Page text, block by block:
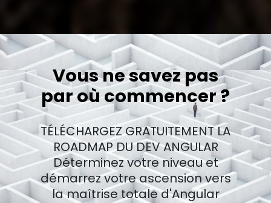
Vous ne savez pas
par où commencer ?
TÉLÉCHARGEZ GRATUITEMENT LA
ROADMAP DU DEV ANGULAR
Déterminez votre niveau et
démarrez votre ascension vers
la maîtrise totale d'Angular